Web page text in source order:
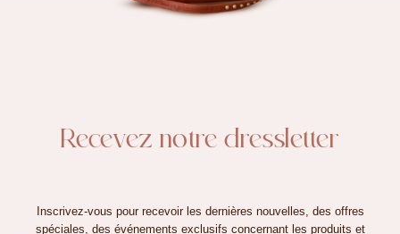
Recevez notre dressletter
Inscrivez-vous pour recevoir les dernières nouvelles, des offres
spéciales, des événements exclusifs concernant les produits et